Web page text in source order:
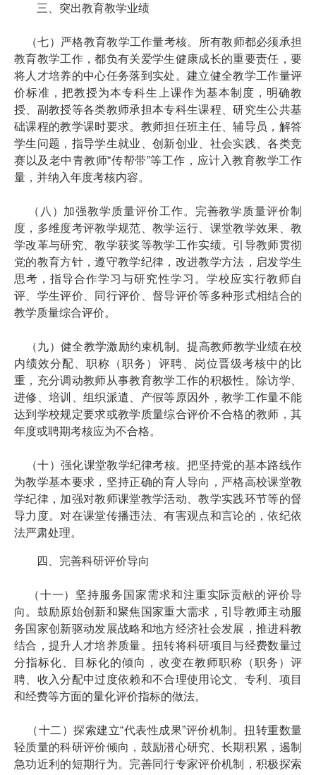
三、突出教育教学业绩
（七）严格教育教学工作量考核。所有教师都必须承担
教育教学工作，都负有关爱学生健康成长的重要责任，要
将人才培养的中心任务落到实处。建立健全教学工作量评
价标准，把教授为本专科生上课作为基本制度，明确教
授、副教授等各类教师承担本专科生课程、研究生公共基
础课程的教学课时要求。教师担任班主任、辅导员，解答
学生问题，指导学生就业、创新创业、社会实践、各类竞
赛以及老中青教师“传帮带”等工作，应计入教育教学工作
量，并纳入年度考核内容。
（八）加强教学质量评价工作。完善教学质量评价制
度，多维度考评教学规范、教学运行、课堂教学效果、教
学改革与研究、教学获奖等教学工作实绩。引导教师贯彻
党的教育方针，遵守教学纪律，改进教学方法，启发学生
思考，指导合作学习与研究性学习。学校应实行教师自
评、学生评价、同行评价、督导评价等多种形式相结合的
教学质量综合评价。
（九）健全教学激励约束机制。提高教师教学业绩在校
内绩效分配、职称（职务）评聘、岗位晋级考核中的比
重，充分调动教师从事教育教学工作的积极性。除访学、
进修、培训、组织派遣、产假等原因外，教学工作量不能
达到学校规定要求或教学质量综合评价不合格的教师，其
年度或聘期考核应为不合格。
（十）强化课堂教学纪律考核。把坚持党的基本路线作
为教学基本要求，坚持正确的育人导向，严格高校课堂教
学纪律，加强对教师课堂教学活动、教学实践环节等的督
导力度。对在课堂传播违法、有害观点和言论的，依纪依
法严肃处理。
四、完善科研评价导向
（十一）坚持服务国家需求和注重实际贡献的评价导
向。鼓励原始创新和聚焦国家重大需求，引导教师主动服
务国家创新驱动发展战略和地方经济社会发展，推进科教
结合，提升人才培养质量。扭转将科研项目与经费数量过
分指标化、目标化的倾向，改变在教师职称（职务）评
聘、收入分配中过度依赖和不合理使用论文、专利、项目
和经费等方面的量化评价指标的做法。
（十二）探索建立“代表性成果”评价机制。扭转重数量
轻质量的科研评价倾向，鼓励潜心研究、长期积累，遏制
急功近利的短期行为。完善同行专家评价机制，积极探索